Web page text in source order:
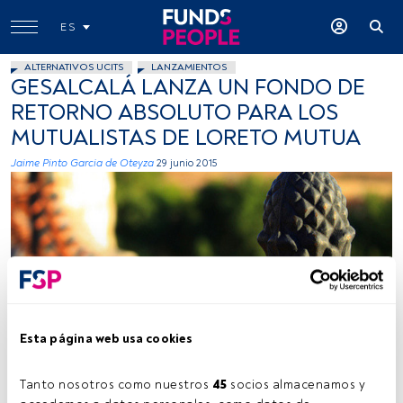
Esta página web usa cookies
Tanto nosotros como nuestros 45 socios almacenamos y
ES
ALTERNATIVOS UCITS LANZAMIENTOS
GESALCALÁ LANZA UN FONDO DE
RETORNO ABSOLUTO PARA LOS
MUTUALISTAS DE LORETO MUTUA
Jaime Pinto Garcia de Oteyza 29 junio 2015
Tiempo lectura: 1 min.